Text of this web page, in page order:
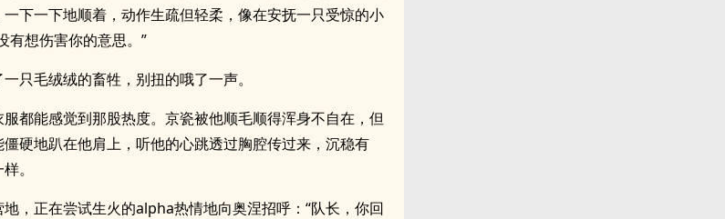
下一下地顺着，动作生疏但轻柔，像在安抚一只受惊的小
有想伤害你的意思。”
只毛绒绒的畜牲，别扭的哦了一声。
都能感觉到那股热度。京瓷被他顺毛顺得浑身不自在，但
硬地趴在他肩上，听他的心跳透过胸腔传过来，沉稳有
。
，正在尝试生火的alpha热情地向奥涅招呼：“队长，你回